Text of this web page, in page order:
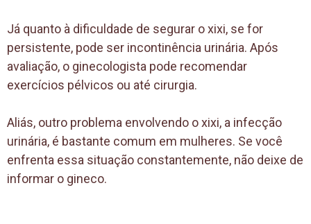
Já quanto à dificuldade de segurar o xixi, se for
persistente, pode ser incontinência urinária. Após
avaliação, o ginecologista pode recomendar
exercícios pélvicos ou até cirurgia.
Aliás, outro problema envolvendo o xixi, a infecção
urinária, é bastante comum em mulheres. Se você
enfrenta essa situação constantemente, não deixe de
informar o gineco.